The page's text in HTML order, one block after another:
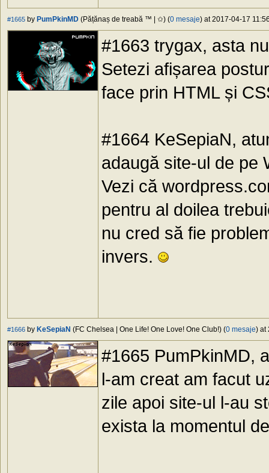
#1665 by PumPkinMD (Pățănaș de treabă ™ | ✩) (0 mesaje) at 2017-04-17
#1663 trygax, asta
Setezi afișarea
face prin HTML și
#1664 KeSepiaN,
adaugă site-ul de pe
Vezi că
pentru al doilea
nu cred să fie
invers.
#1666 by KeSepiaN (FC Chelsea | One Life! One Love! One Club!) (0 mesaje) at
#1665 PumPkinMD,
l-am creat am facut
zile apoi site-ul l-au
exista la momentul